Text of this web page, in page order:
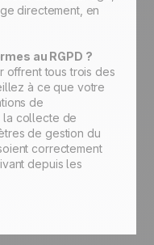
directement, en
au RGPD ?
offrent tous trois des
à ce que votre
de
la collecte de
de gestion du
correctement
depuis les